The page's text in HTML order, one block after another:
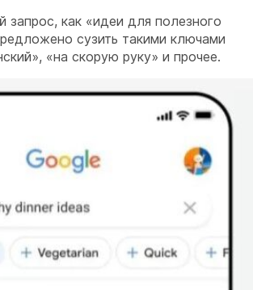
запрос, как «идеи для полезного
сузить такими ключами
«на скорую руку» и прочее.